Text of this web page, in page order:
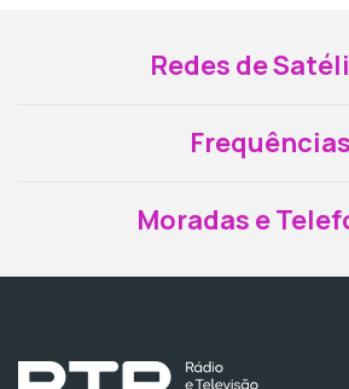
Redes de
Frequências
Moradas e